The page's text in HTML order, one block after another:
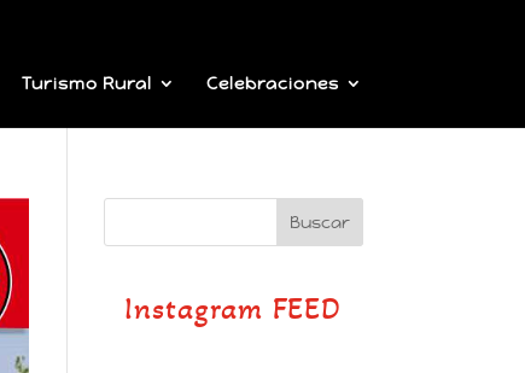
Turismo Rural Celebraciones
Instagram FEED